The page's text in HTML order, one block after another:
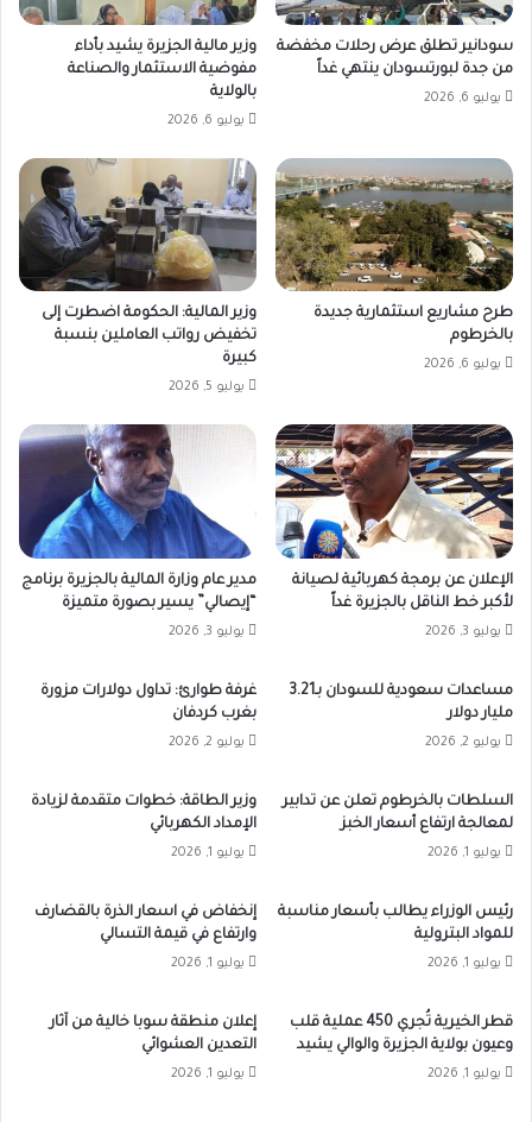
سودانير تطلق عرض رحلات مخفضة
من جدة لبورتسودان ينتهي غداً
يوليو 6, 2026
وزير مالية الجزيرة يشيد بأداء
مفوضية الاستثمار والصناعة
بالولاية
يوليو 6, 2026
طرح مشاريع استثمارية جديدة
بالخرطوم
يوليو 6, 2026
وزير المالية: الحكومة اضطرت إلى
تخفيض رواتب العاملين بنسبة
كبيرة
يوليو 5, 2026
الإعلان عن برمجة كهربائية لصيانة
لأكبر خط الناقل بالجزيرة غداً
يوليو 3, 2026
مدير عام وزارة المالية بالجزيرة برنامج
“إيصالي” يسير بصورة متميزة
يوليو 3, 2026
مساعدات سعودية للسودان بـ3.21
مليار دولار
يوليو 2, 2026
غرفة طوارئ: تداول دولارات مزورة
بغرب كردفان
يوليو 2, 2026
السلطات بالخرطوم تعلن عن تدابير
لمعالجة ارتفاع أسعار الخبز
يوليو 1, 2026
وزير الطاقة: خطوات متقدمة لزيادة
الإمداد الكهربائي
يوليو 1, 2026
رئيس الوزراء يطالب بأسعار مناسبة
للمواد البترولية
يوليو 1, 2026
إنخفاض في اسعار الذرة بالقضارف
وارتفاع في قيمة التسالي
يوليو 1, 2026
قطر الخيرية تُجري 450 عملية قلب
وعيون بولاية الجزيرة والوالي يشيد
يوليو 1, 2026
إعلان منطقة سوبا خالية من آثار
التعدين العشوائي
يوليو 1, 2026